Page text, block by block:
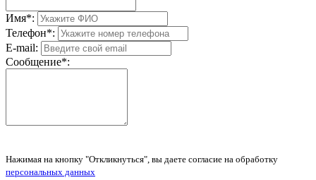
Имя*:
Телефон*:
E-mail:
Сообщение*:
Нажимая на кнопку "Откликнуться", вы даете согласие на обработку
персональных данных